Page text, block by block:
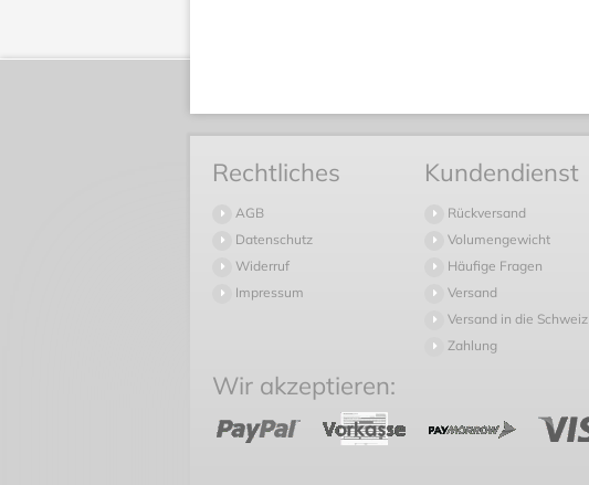
Rechtliches
AGB
Datenschutz
Widerruf
Impressum
Kundendienst
Rückversand
Volumengewicht
Häufige Fragen
Versand
Versand in die Schweiz
Zahlung
Wir akzeptieren: